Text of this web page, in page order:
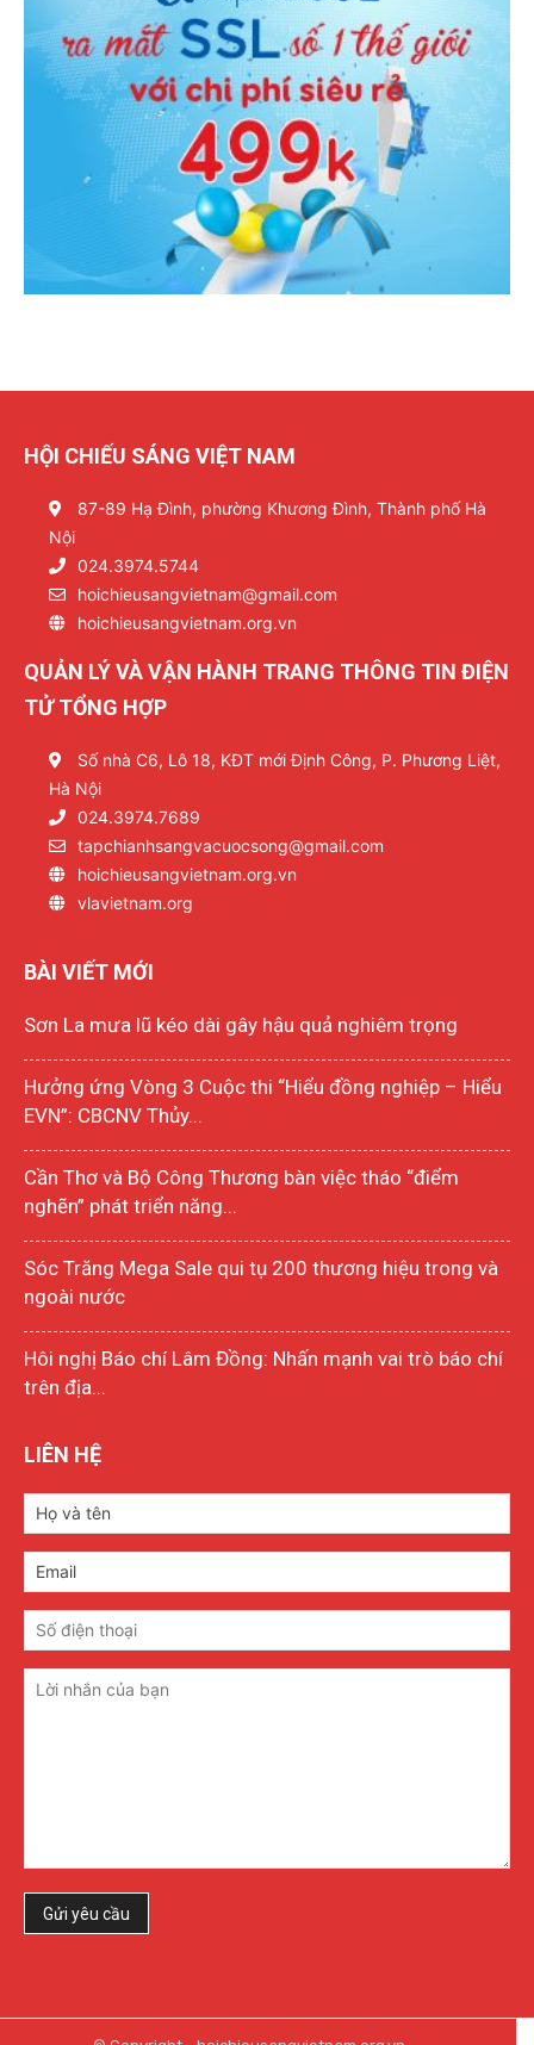
HỘI CHIẾU SÁNG VIỆT NAM
87-89 Hạ Đình, phường Khương Đình, Thành phố Hà
Nội
024.3974.5744
hoichieusangvietnam@gmail.com
hoichieusangvietnam.org.vn
QUẢN LÝ VÀ VẬN HÀNH TRANG THÔNG TIN ĐIỆN
TỬ TỔNG HỢP
Số nhà C6, Lô 18, KĐT mới Định Công, P. Phương Liệt,
Hà Nội
024.3974.7689
tapchianhsangvacuocsong@gmail.com
hoichieusangvietnam.org.vn
vlavietnam.org
BÀI VIẾT MỚI
Sơn La mưa lũ kéo dài gây hậu quả nghiêm trọng
Hưởng ứng Vòng 3 Cuộc thi “Hiểu đồng nghiệp – Hiểu
EVN”: CBCNV Thủy...
Cần Thơ và Bộ Công Thương bàn việc tháo “điểm
nghẽn” phát triển năng...
Sóc Trăng Mega Sale qui tụ 200 thương hiệu trong và
ngoài nước
Hôi nghị Báo chí Lâm Đồng: Nhấn mạnh vai trò báo chí
trên địa...
LIÊN HỆ